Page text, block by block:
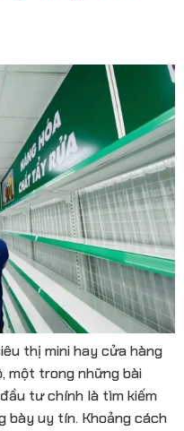
thị mini hay cửa hàng
một trong những bài
tư chính là tìm kiếm
bày uy tín. Khoảng cách